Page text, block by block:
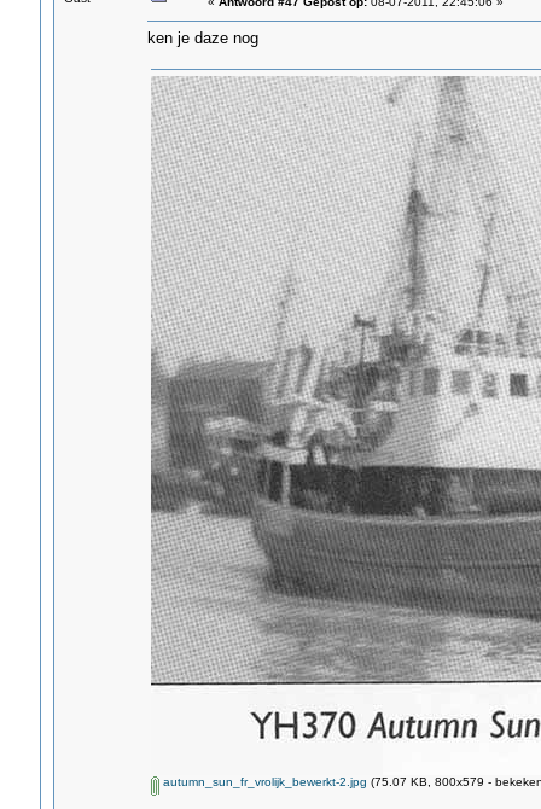
ken je daze nog
autumn_sun_fr_vrolijk_bewerkt-2.jpg (75.07 KB, 800x579 -